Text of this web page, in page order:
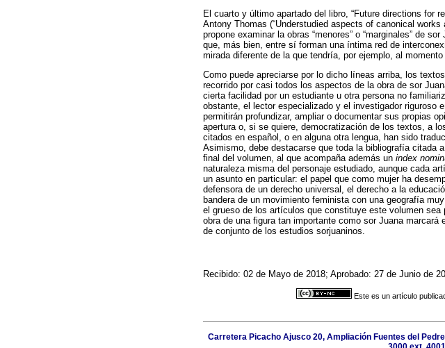
El cuarto y último apartado del libro, “Future directions for
Antony Thomas (“Understudied aspects of canonical
propone examinar la obras “menores” o “marginales” de
que, más bien, entre sí forman una íntima red de
mirada diferente de la que tendría, por ejemplo, al
Como puede apreciarse por lo dicho líneas arriba, los
recorrido por casi todos los aspectos de la obra de sor
cierta facilidad por un estudiante u otra persona no
obstante, el lector especializado y el investigador riguroso
permitirán profundizar, ampliar o documentar sus propias
apertura o, si se quiere, democratización de los textos, a
citados en español, o en alguna otra lengua, han sido
Asimismo, debe destacarse que toda la bibliografía citada
final del volumen, al que acompaña además un index
naturaleza misma del personaje estudiado, aunque cada
un asunto en particular: el papel que como mujer ha
defensora de un derecho universal, el derecho a la
bandera de un movimiento feminista con una geografía
el grueso de los artículos que constituye este volumen
obra de una figura tan importante como sor Juana
de conjunto de los estudios sorjuaninos.
Recibido: 02 de Mayo de 2018; Aprobado: 27 de Junio de
Este es un artículo
Carretera Picacho Ajusco 20, Ampliación Fuentes del